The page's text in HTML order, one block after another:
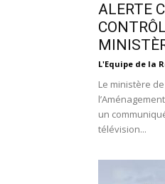
ALERTE
L'Equipe de la
Le ministère
un
télévision...